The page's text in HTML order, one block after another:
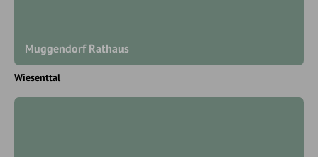
Muggendorf Rathaus
Wiesenttal